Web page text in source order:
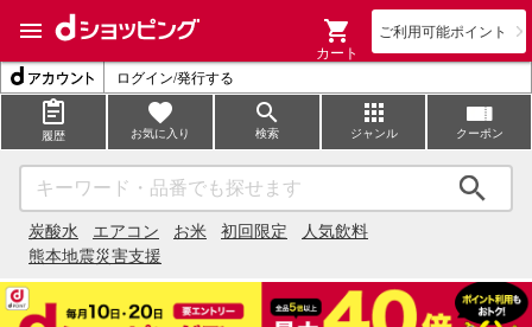
ご利用可能ポイント
カート
ログイン/発行する
履歴 お気に入り 検索 ジャンル クーポン
炭酸水 エアコン お米 初回限定
人気飲料
熊本地震災害支援